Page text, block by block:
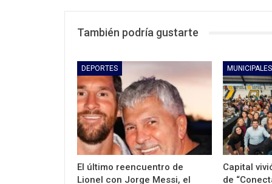
También podría gustarte
DEPORTES
El último reencuentro de
Lionel con Jorge Messi, el
MUNICIPALES
Capital
de